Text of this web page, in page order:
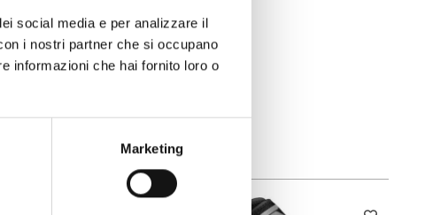
social media e per analizzare il
i nostri partner che si occupano
informazioni che hai fornito loro o
Marketing